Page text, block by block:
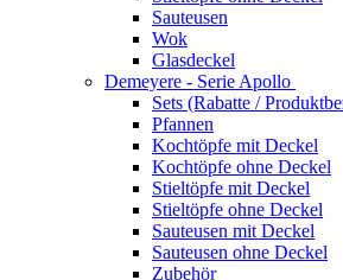
Sauteusen
Wok
Glasdeckel
Demeyere - Serie Apollo
Sets (Rabatte /
Pfannen
Kochtöpfe mit Deckel
Kochtöpfe ohne Deckel
Stieltöpfe mit Deckel
Stieltöpfe ohne Deckel
Sauteusen mit Deckel
Sauteusen ohne Deckel
Zubehör